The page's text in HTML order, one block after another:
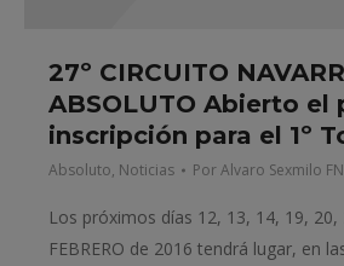
27º CIRCUITO
ABSOLUTO Abierto el
inscripción para el 1º
Absoluto, Noticias PorAlvaro Sexmilo
Los próximos días 12, 13, 14, 19, 20,
FEBRERO de 2016 tendrá lugar, en